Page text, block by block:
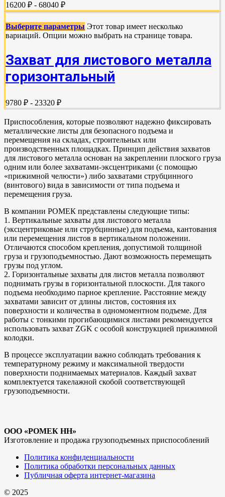
16200 ₽ - 68040 ₽
Выберите параметры Этот товар имеет несколько
вариаций. Опции можно выбрать на странице товара.
Захват для листового металла
горизонтальный
9780 ₽ - 23320 ₽
Приспособления, которые позволяют надежно фиксировать
металлические листы для безопасного подъема и
перемещения на складах, строительных или
производственных площадках. Принцип действия захватов
для листового металла основан на закреплении плоского груза
одним или более захватами-эксцентриками (с помощью
«прижимной челюсти») либо захватами струбцинного
(винтового) вида в зависимости от типа подъема и
перемещения груза.
В компании РОМЕК представлены следующие типы:
1. Вертикальные захваты для листового металла
(эксцентриковые или струбцинные) для подъема, кантования
или перемещения листов в вертикальном положении.
Отличаются способом крепления, допустимой толщиной
груза и грузоподъемностью. Дают возможность перемещать
грузы под углом.
2. Горизонтальные захваты для листов металла позволяют
поднимать грузы в горизонтальной плоскости. Для такого
подъема необходимо парное крепление. Расстояние между
захватами зависит от длины листов, состояния их
поверхности и количества в одномоментном подъеме. Для
работы с тонкими прогибающимися листами рекомендуется
использовать захват ZGK с особой конструкцией прижимной
колодки.
В процессе эксплуатации важно соблюдать требования к
температурному режиму и максимальной твердости
поверхности поднимаемых материалов. Каждый захват
комплектуется такелажной скобой соответствующей
грузоподъемности.
ООО «РОМЕК НН»
Изготовление и продажа грузоподъемных приспособлений
Политика конфиденциальности
Политика обработки персональных данных
Публичная оферта интернет-магазина
© 2025